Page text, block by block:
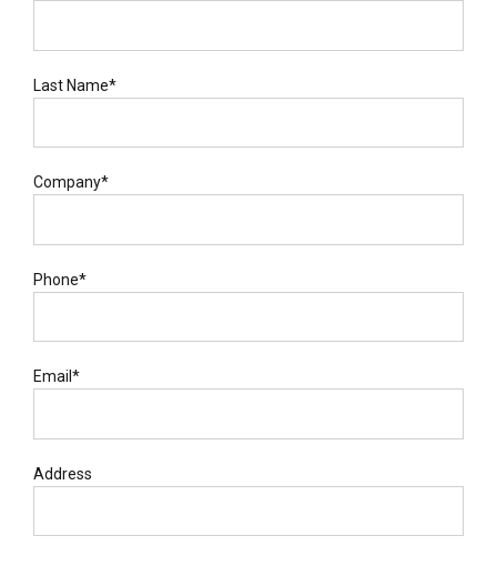
Last Name*
Company*
Phone*
Email*
Address